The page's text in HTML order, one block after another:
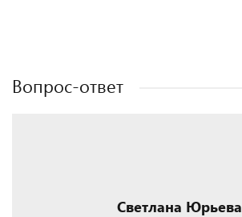
Вопрос-ответ
Светлана Юрьева